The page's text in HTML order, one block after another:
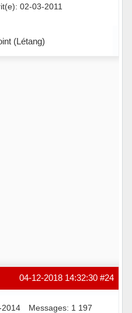
02-03-2011
(Létang)
#24
04-12-2018 14:32:30
Messages: 1 197